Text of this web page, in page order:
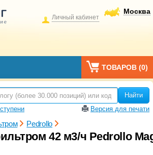
Москва
Личный кабинет
ТОВАРОВ (0)
Найти
Версия для печати
Pedrollo
42 м3/ч Pedrollo